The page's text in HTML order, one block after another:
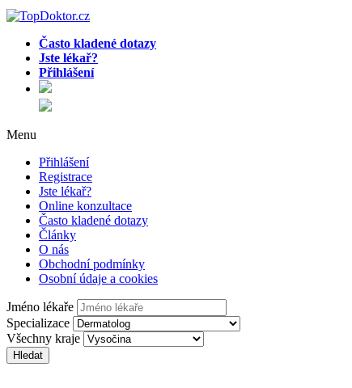
Často kladené dotazy
Jste lékař?
Přihlášení
Menu
Přihlášení
Registrace
Jste lékař?
Online konzultace
Často kladené dotazy
Články
O nás
Obchodní podmínky
Osobní údaje a cookies
Jméno lékaře
Specializace
Všechny kraje
Hledat